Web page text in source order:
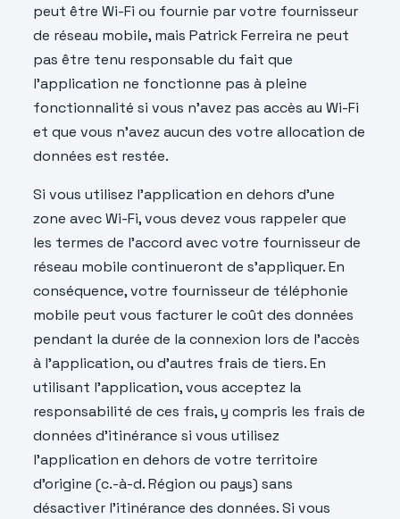
peut être Wi-Fi ou fournie par votre fournisseur
de réseau mobile, mais Patrick Ferreira ne peut
pas être tenu responsable du fait que
l’application ne fonctionne pas à pleine
fonctionnalité si vous n’avez pas accès au Wi-Fi
et que vous n’avez aucun des votre allocation de
données est restée.
Si vous utilisez l’application en dehors d’une
zone avec Wi-Fi, vous devez vous rappeler que
les termes de l’accord avec votre fournisseur de
réseau mobile continueront de s’appliquer. En
conséquence, votre fournisseur de téléphonie
mobile peut vous facturer le coût des données
pendant la durée de la connexion lors de l’accès
à l’application, ou d’autres frais de tiers. En
utilisant l’application, vous acceptez la
responsabilité de ces frais, y compris les frais de
données d’itinérance si vous utilisez
l’application en dehors de votre territoire
d’origine (c.-à-d. Région ou pays) sans
désactiver l’itinérance des données. Si vous